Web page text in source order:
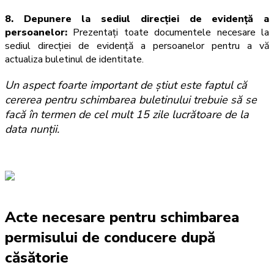
8. Depunere la sediul direcției de evidență a
persoanelor: Prezentați toate documentele necesare la
sediul direcției de evidență a persoanelor pentru a vă
actualiza buletinul de identitate.
Un aspect foarte important de știut este faptul că
cererea pentru schimbarea buletinului trebuie să se
facă în termen de cel mult 15 zile lucrătoare de la
data nunţii.
Acte necesare pentru schimbarea
permisului de conducere după
căsătorie